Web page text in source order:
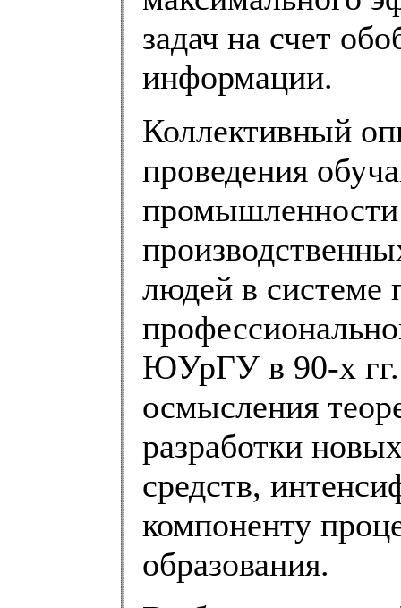
задач на счет
информации.
Коллективный
проведения
людей в системе
ЮУрГУ в 90-х гг.
осмысления
разработки
средств,
компоненту
образования.